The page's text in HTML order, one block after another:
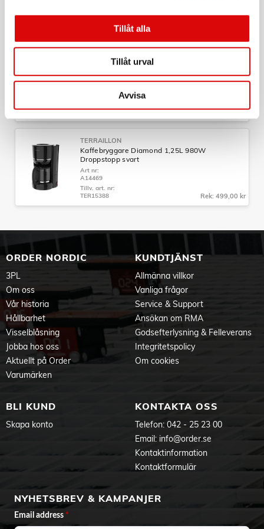
Tillåt alla
Tillåt urval
Avvisa
- 75 cm sladd
- Plasthölje
- Mått: 29x18,5x14cm
Brödrost Diamond 2 Skivor svart
TER15387
Rek: 449,00 kr
TERRAILLON
Kaffebryggare Diamond 1,25L 980W
Droppstopp svart
Art nr:
A14469
Tillv. art. nr:
TER15388
Rek: 499,00 kr
ORDER NORDIC
3PL
Om oss
Vår historia
Hållbarhet
Visselblåsning
Jobba hos oss
Aktuellt på Order
Varumärken
KUNDTJÄNST
Allmänna villkor
Vanliga frågor
Service & Support
Ansökan om RMA
Godsefterlysning & Felleverans
Integritetspolicy
Om cookies
BLI KUND
Skapa konto
KONTAKTA OSS
Telefon: 042 - 25 23 00
Email: info@order.se
Kontaktinformation
Kontaktformulär
NYHETSBREV & KAMPANJER
Email address *